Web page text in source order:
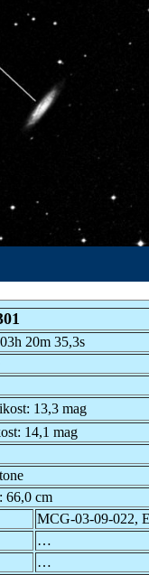
03h 20m 35,3s
13,3 mag
14,1 mag
66,0 cm
MCG-03-09-022,
…
…